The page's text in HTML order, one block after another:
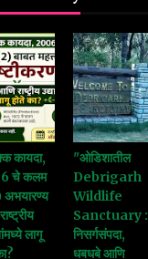
कायदा,
चे कलम
लागू
"ओडिशातील
Debrigarh
Wildlife
Sanctuary :
निसर्गसंपदा,
धबधबे आणि